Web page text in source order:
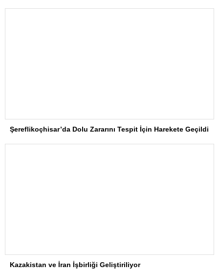
Şereflikoçhisar’da Dolu Zararını Tespit İçin Harekete Geçildi
Kazakistan ve İran İşbirliği Geliştiriliyor